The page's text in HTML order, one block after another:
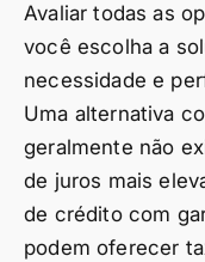
Avaliar todas as
você escolha a
necessidade e
Uma alternativa
geralmente não
de juros mais
de crédito com
podem oferecer